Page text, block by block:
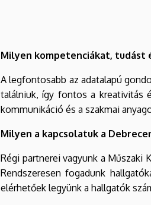
Milyen kompetenciákat,
A legfontosabb az adatalapú
találniuk, így fontos a kreativitás
kommunikáció és a szakmai
Milyen a kapcsolatuk a
Régi partnerei vagyunk a Műszaki
Rendszeresen fogadunk
elérhetőek legyünk a hallgatók